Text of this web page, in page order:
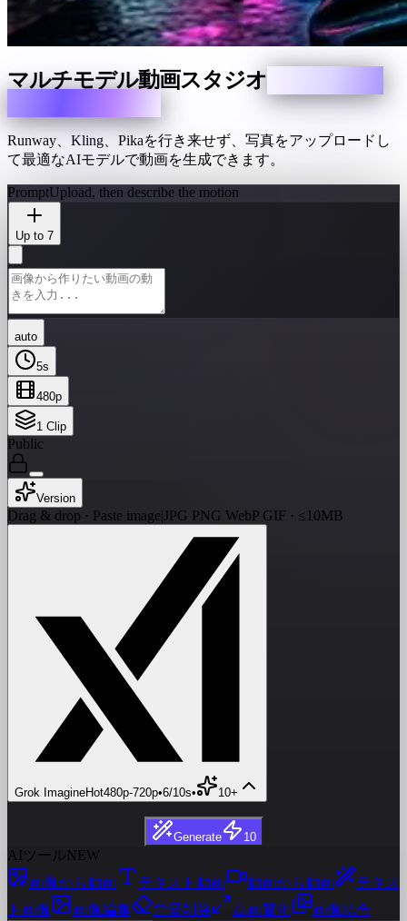
マルチモデル動画スタジオ
Runway、Kling、Pikaを行き来せず、写真をアップロードし
て最適なAIモデルで動画を生成できます。
PromptUpload, then describe the motion
Up to 7
auto
5s
480p
1 Clip
Public
Version
Drag & drop · Paste image|JPG PNG WebP GIF · ≤10MB
Grok ImagineHot480p-720p•6/10s• 10+
Generate 10
AIツールNEW
画像から動画
テキスト動画 動画から動画
テキス
ト画像
画像編集 背景削除 高画質化 画像結合